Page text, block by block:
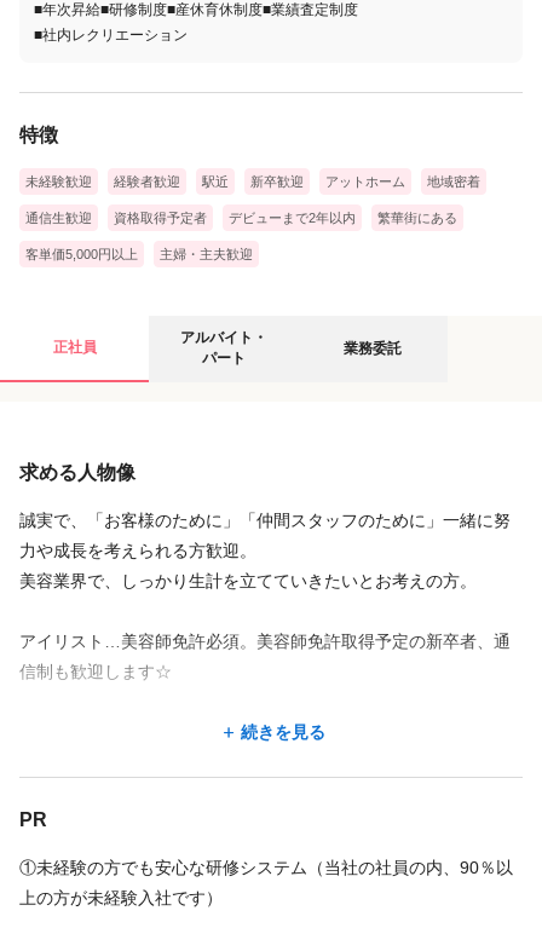
■年次昇給■研修制度■産休育休制度■業績査定制度
■社内レクリエーション
特徴
未経験歓迎 経験者歓迎 駅近 新卒歓迎 アットホーム 地域密着
通信生歓迎 資格取得予定者 デビューまで2年以内 繁華街にある
客単価5,000円以上 主婦・主夫歓迎
アルバイト・パートの募集要項
時給1,227円〜3,000円
・前職サロンでの実績も考慮・ご相談させていただきます。
・物販や指名料、その他インセンティブなどが適時つきます。
・週2日、1日5時間ほどの勤務から、可能です。
※その他、お気軽にご相談ください。
※アルバイト勤務の場合は、サロン勤務経験者の方に限らせてい
神奈川県 横浜市西区 北幸2-13-1 北原不動産ビル4F
横浜駅 徒歩 14分
業務委託の募集要項
完全歩合
アイリスト・ネイリスト共通
・月間個人売上の40%～45％
例)
月間個人売上63万 × 40% = 252,000円
※23年10月以降は、インボイス制度に伴い、登録状況に応じた対
※その他、広告代や家賃、材料費など差引き額はありません。
※交通費や各種手当の支給、福利厚生に該当するものはありませ
神奈川県 横浜市西区 北幸2-13-1 北原不動産ビル4F
横浜駅 徒歩 14分
正社員
アルバイト・
パート
業務委託
求める人物像
誠実で、「お客様のために」「仲間スタッフのために」一緒に努
力や成長を考えられる方歓迎。
美容業界で、しっかり生計を立てていきたいとお考えの方。
アイリスト…美容師免許必須。美容師免許取得予定の新卒者、通
信制も歓迎します☆
美容に興味のある方。接客が好きな方。将来、サロンを経営した
す
続きを見る
PR
①未経験の方でも安心な研修システム（当社の社員の内、90％以
上の方が未経験入社です）